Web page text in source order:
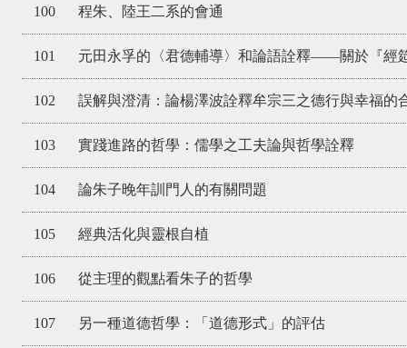
100 程朱、陸王二系的會通
101 元田永孚的〈君德輔導〉和論語詮釋——關於『經
102 誤解與澄清：論楊澤波詮釋牟宗三之德行與幸福的
103 實踐進路的哲學：儒學之工夫論與哲學詮釋
104 論朱子晚年訓門人的有關問題
105 經典活化與靈根自植
106 從主理的觀點看朱子的哲學
107 另一種道德哲學：「道德形式」的評估